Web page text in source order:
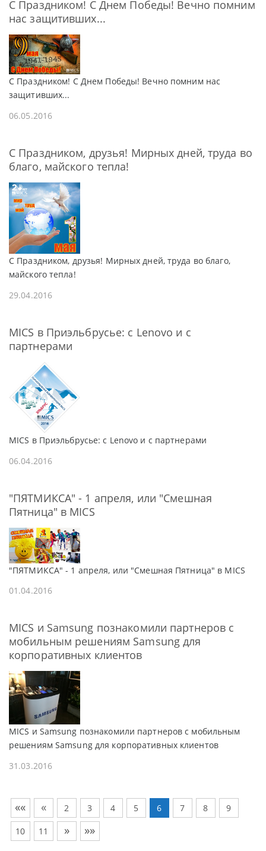
С Праздником! С Днем Победы! Вечно помним
нас защитивших...
С Праздником! С Днем Победы! Вечно помним нас
защитивших...
06.05.2016
C Праздником, друзья! Мирных дней, труда во
благо, майского тепла!
C Праздником, друзья! Мирных дней, труда во благо,
майского тепла!
29.04.2016
MICS в Приэльбрусье: с Lenovo и с
партнерами
MICS в Приэльбрусье: с Lenovo и с партнерами
06.04.2016
"ПЯТМИКСА" - 1 апреля, или "Смешная
Пятница" в MICS
"ПЯТМИКСА" - 1 апреля, или "Смешная Пятница" в MICS
01.04.2016
MICS и Samsung познакомили партнеров с
мобильным решениям Samsung для
корпоративных клиентов
MICS и Samsung познакомили партнеров с мобильным
решениям Samsung для корпоративных клиентов
31.03.2016
«« « 2 3 4 5 6 7 8 9
10 11 » »»